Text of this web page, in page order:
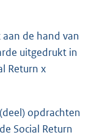
de hand van
uitgedrukt in
Return x
opdrachten
Social Return